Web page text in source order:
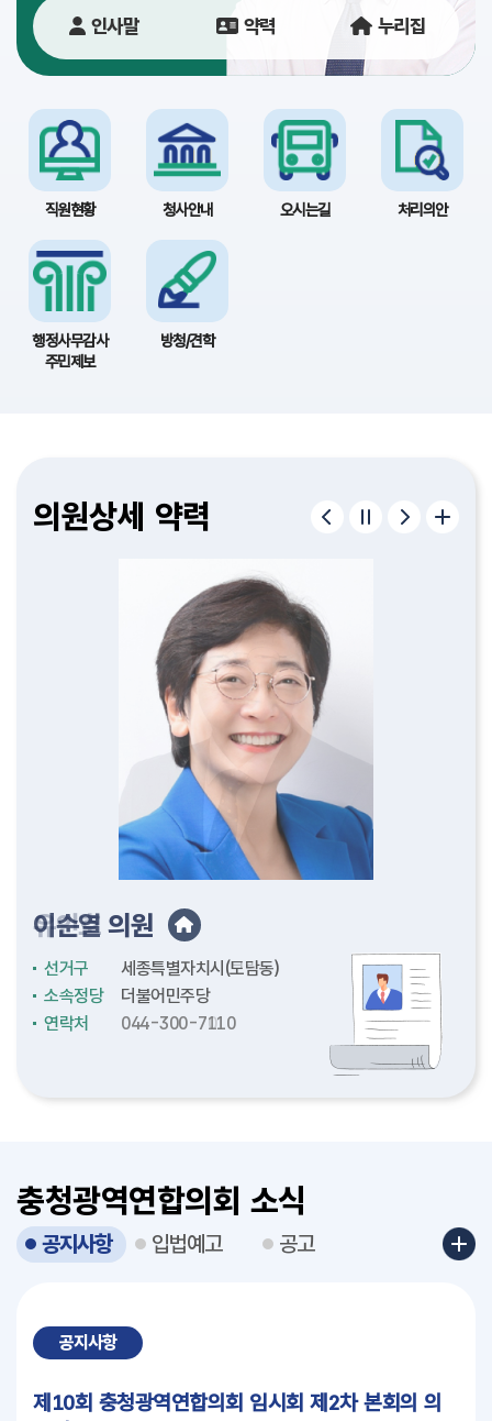
이
용
안
내
인사말 약력 누리집
직원현황 청사안내 오시는길 처리의안
행정사무감사
주민제보
방청/견학
구형서의원
선거구
충청남도(천안시4)
소속정당
더불어민주당
연락처
041-635-5334
김종욱의원
선거구
충청남도(논산시2)
소속정당
더불어민주당
연락처
041-635-5156
이병하의원
선거구
충청남도(천안시2)
소속정당
더불어민주당
연락처
041-635-5226
편삼범의원
선거구
충청남도(보령시2)
소속정당
국민의힘
연락처
041-635-5327
허철의원
선거구
충청북도(청주시3)
소속정당
더불어민주당
연락처
043-220-5076
정재우의원
선거구
충청북도(청주시12)
소속정당
더불어민주당
연락처
043-201-5097
김종필의원
선거구
충청북도(충주시4)
소속정당
국민의힘
연락처
043-220-5133
조중근의원
선거구
충청북도(충주시3)
소속정당
더불어민주당
연락처
043-220-5142
유인호의원
선거구
세종특별자치시(보람동)
소속정당
더불어민주당
연락처
044-300-7010
이순열의원
선거구
세종특별자치시(도담동)
소속정당
더불어민주당
연락처
044-300-7110
윤성규의원
선거구
세종특별자치시(조치원읍2)
소속정당
더불어민주당
연락처
044-300-7182
김명숙의원
선거구
세종특별자치시(비례대표)
소속정당
더불어민주당
연락처
044-300-7174
고제열의원
선거구
대전광역시(중구3)
소속정당
더불어민주당
연락처
042-270-5034
서다운의원
선거구
대전광역시(서구4)
소속정당
더불어민주당
연락처
042-270-5032
김기흥의원
선거구
대전광역시(대덕구1)
소속정당
더불어민주당
연락처
042-270-5044
이한영의원
선거구
대전광역시(서구6)
소속정당
국민의힘
연락처
042-270-5030
충청광역연합의회 소식
공지사항
공지사항
제10회 충청광역연합의회 임시회 제2차 본회의 의
입법예고 공고